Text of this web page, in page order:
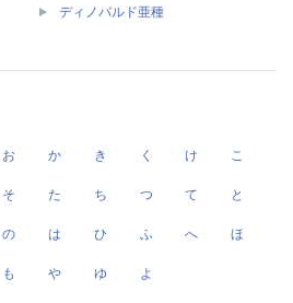
ディノバルド亜種
お か き く け こ
そ た ち つ て と
の は ひ ふ へ ほ
も や ゆ よ